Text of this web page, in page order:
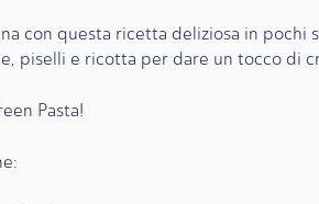
con questa ricetta deliziosa in pochi
piselli e ricotta per dare un tocco di
Pasta!